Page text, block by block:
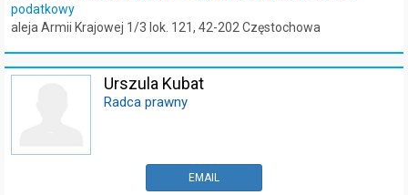
podatkowy
aleja Armii Krajowej 1/3 lok. 121, 42-202 Częstochowa
Urszula Kubat
Radca prawny
EMAIL